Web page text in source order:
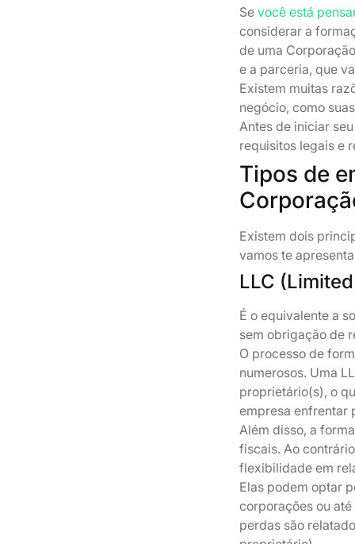
Sevocê está
considerar a
de uma
e a parceria, que
Existem muitas
negócio, como
Antes de iniciar
requisitos legais e
Tipos de
Existem dois
vamos te
LLC
É o equivalente a
sem obrigação de
O processo de
numerosos. Uma
proprietário(s), o
empresa enfrentar
Além disso, a
fiscais. Ao
flexibilidade em
Elas podem optar
corporações ou
perdas são